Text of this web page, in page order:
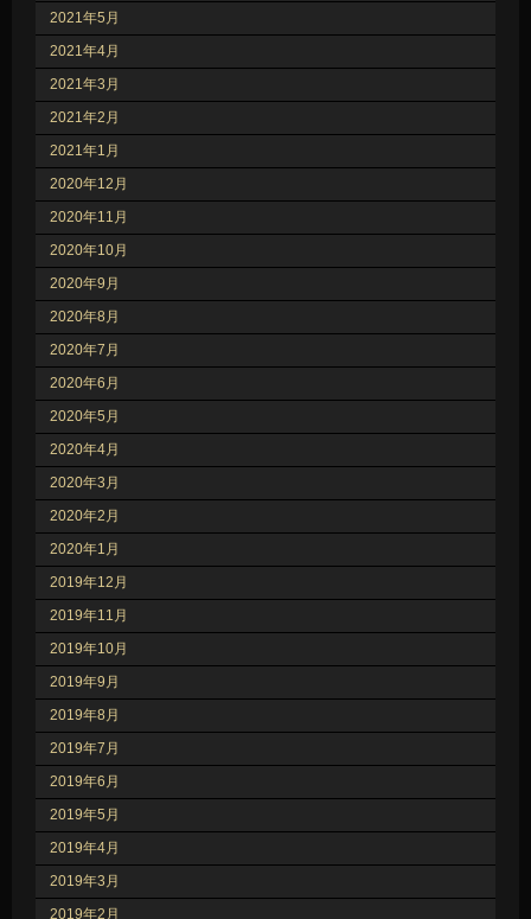
2021年5月
2021年4月
2021年3月
2021年2月
2021年1月
2020年12月
2020年11月
2020年10月
2020年9月
2020年8月
2020年7月
2020年6月
2020年5月
2020年4月
2020年3月
2020年2月
2020年1月
2019年12月
2019年11月
2019年10月
2019年9月
2019年8月
2019年7月
2019年6月
2019年5月
2019年4月
2019年3月
2019年2月